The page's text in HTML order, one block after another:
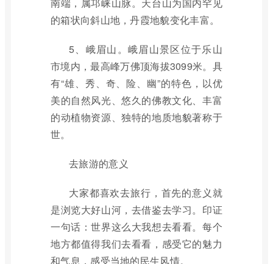
的箱状向斜山地，丹霞地貌变化丰富。
5、峨眉山。峨眉山景区位于乐山
市境内，最高峰万佛顶海拔3099米。具
有“雄、秀、奇、险、幽”的特色，以优
美的自然风光、悠久的佛教文化、丰富
的动植物资源、独特的地质地貌著称于
世。
去旅游的意义
大家都喜欢去旅行，首先的意义就
是浏览大好山河，去借鉴去学习。印证
一句话：世界这么大我想去看看。每个
地方都值得我们去看看，感受它的魅力
和气息，感受当地的民生风情。